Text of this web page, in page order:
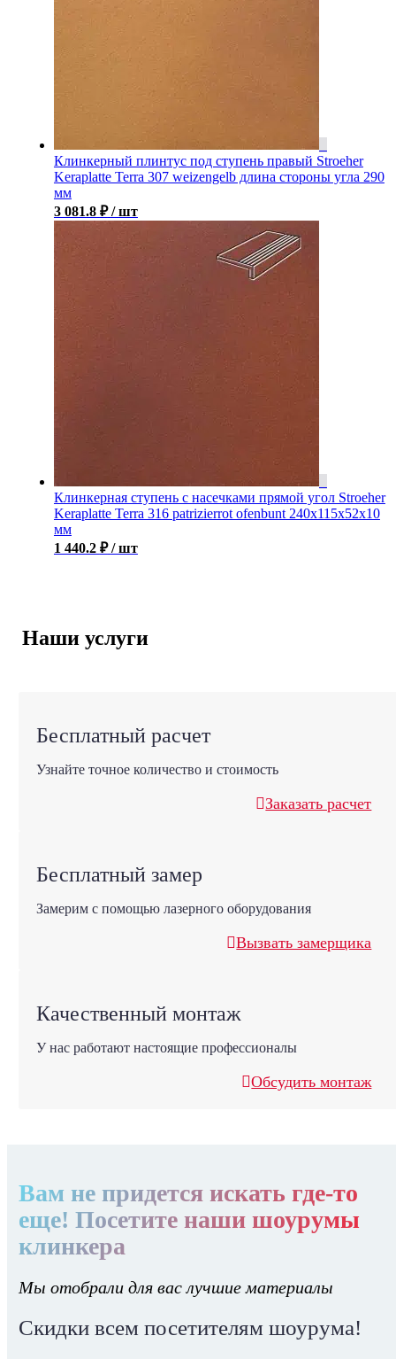
Клинкерный плинтус под ступень правый Stroeher
Keraplatte Terra 307 weizengelb длина стороны угла 290
мм
3 081.8 ₽ / шт
Клинкерная ступень с насечками прямой угол Stroeher
Keraplatte Terra 316 patrizierrot ofenbunt 240х115х52х10
мм
1 440.2 ₽ / шт
Наши услуги
Бесплатный расчет
Узнайте точное количество и стоимость
Заказать расчет
Бесплатный замер
Замерим с помощью лазерного оборудования
Вызвать замерщика
Качественный монтаж
У нас работают настоящие профессионалы
Обсудить монтаж
Вам не придется искать где-то
еще! Посетите наши шоурумы
клинкера
Мы отобрали для вас лучшие материалы
Скидки всем посетителям шоурума!